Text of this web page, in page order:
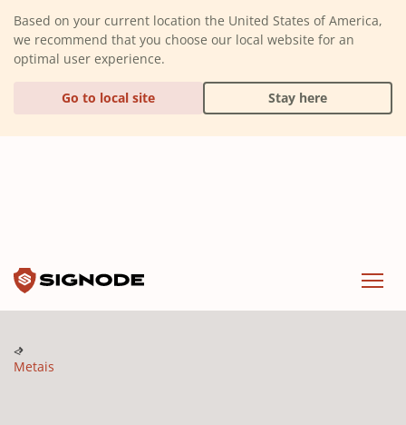
Based on your current location the United States of America,
we recommend that you choose our local website for an
optimal user experience.
Go to local site Stay here
Metais